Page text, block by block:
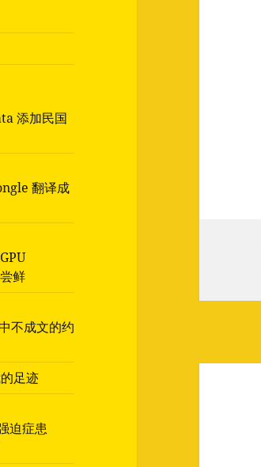
添加民国
翻译成
鲜
不成文的约
足迹
迫症患